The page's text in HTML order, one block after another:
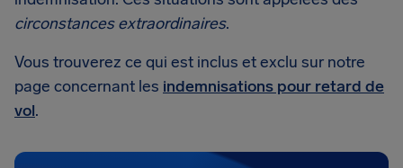
circonstances extraordinaires.
Vous trouverez ce qui est inclus et exclu sur notre
page concernant les indemnisations pour retard de
vol.